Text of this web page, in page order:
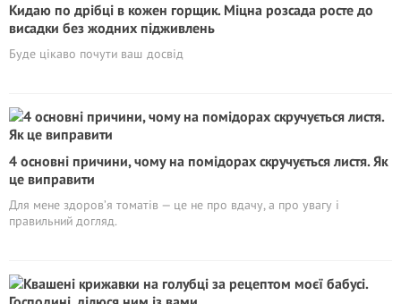
Кидаю по дрібці в кожен горщик. Міцна розсада росте до
висадки без жодних підживлень
Буде цікаво почути ваш досвід
4 основні причини, чому на помідорах скручується листя. Як
це виправити
Для мене здоров’я томатів — це не про вдачу, а про увагу і
правильний догляд.